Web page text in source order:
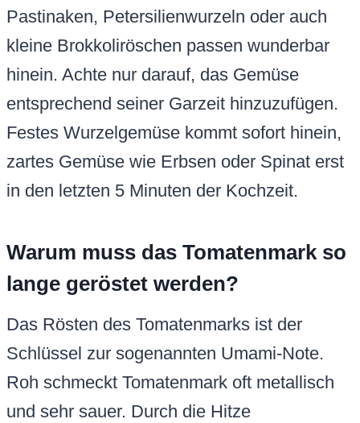
Pastinaken, Petersilienwurzeln oder auch
kleine Brokkoliröschen passen wunderbar
hinein. Achte nur darauf, das Gemüse
entsprechend seiner Garzeit hinzuzufügen.
Festes Wurzelgemüse kommt sofort hinein,
zartes Gemüse wie Erbsen oder Spinat erst
in den letzten 5 Minuten der Kochzeit.
Warum muss das Tomatenmark so
lange geröstet werden?
Das Rösten des Tomatenmarks ist der
Schlüssel zur sogenannten Umami-Note.
Roh schmeckt Tomatenmark oft metallisch
und sehr sauer. Durch die Hitze